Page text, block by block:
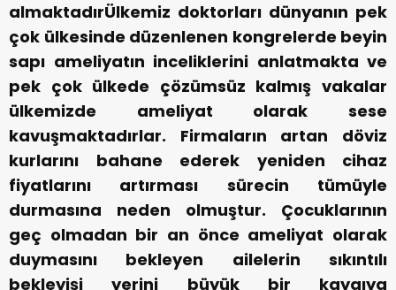
almaktadırÜlkemiz doktorları dünyanın pek
çok ülkesinde düzenlenen kongrelerde beyin
sapı ameliyatın inceliklerini anlatmakta ve
pek çok ülkede çözümsüz kalmış vakalar
ülkemizde ameliyat olarak sese
kavuşmaktadırlar. Firmaların artan döviz
kurlarını bahane ederek yeniden cihaz
fiyatlarını artırması sürecin tümüyle
durmasına neden olmuştur. Çocuklarının
geç olmadan bir an önce ameliyat olarak
duymasını bekleyen ailelerin sıkıntılı
bekleyişi yerini büyük bir kaygıya